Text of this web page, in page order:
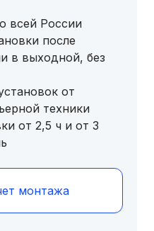
всей России
после
в выходной, без
от
техники
от 2,5 ч и от 3
монтажа